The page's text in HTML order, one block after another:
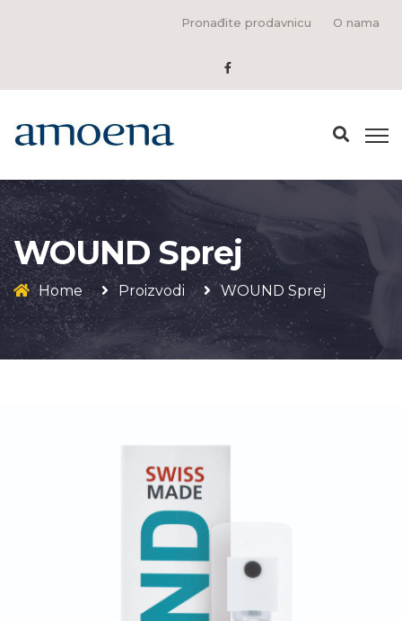
Pronađite prodavnicu O nama
WOUND Sprej
Home Proizvodi WOUND Sprej